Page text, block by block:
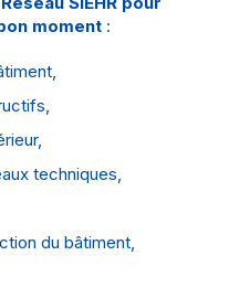
moment :
techniques,
du bâtiment,